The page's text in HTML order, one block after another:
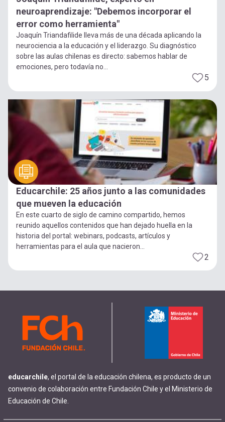
neuroaprendizaje: "Debemos incorporar el
error como herramienta"
Joaquín Triandafilide lleva más de una década aplicando la
neurociencia a la educación y el liderazgo. Su diagnóstico
sobre las aulas chilenas es directo: sabemos hablar de
emociones, pero todavía no...
5
Educarchile: 25 años junto a las comunidades
que mueven la educación
En este cuarto de siglo de camino compartido, hemos
reunido aquellos contenidos que han dejado huella en la
historia del portal: webinars, podcasts, artículos y
herramientas para el aula que nacieron...
2
educarchile, el portal de la educación chilena, es producto de un
convenio de colaboración entre Fundación Chile y el Ministerio de
Educación de Chile.